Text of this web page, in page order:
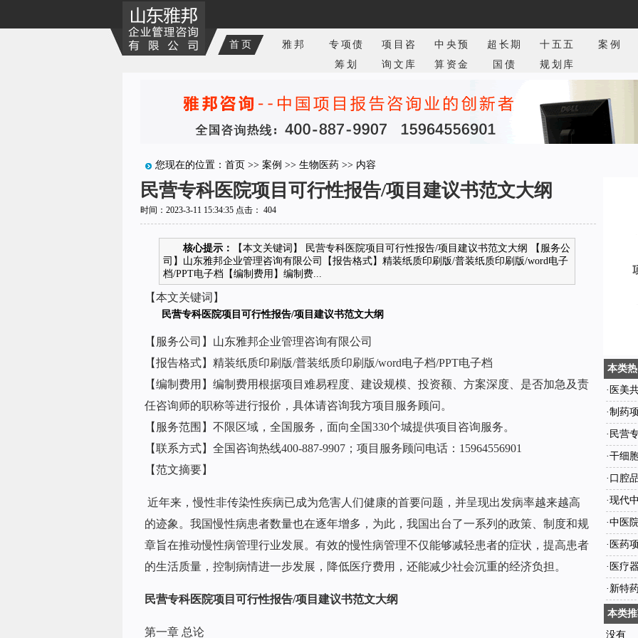
首页 雅邦
专项债
筹划
项目咨
询文库
中央预
算资金
超长期
国债
十五五
规划库
案例
您现在的位置： 首页 >> 案例 >> 生物医药 >> 内容
民营专科医院项目可行性报告/项目建议书范文大纲
时间：2023-3-11 15:34:35 点击： 404
核心提示：
【本文关键词】 民营专科医院项目可行性报告/项目建议书范文大纲 【服务公
司】山东雅邦企业管理咨询有限公司【报告格式】精装纸质印刷版/普装纸质印刷版/word电子
档/PPT电子档【编制费用】编制费...
【本文关键词】
民营专科医院项目可行性报告/项目建议书范文大纲
【服务公司】山东雅邦企业管理咨询有限公司
【报告格式】精装纸质印刷版/普装纸质印刷版/word电子档/PPT电子档
【编制费用】编制费用根据项目难易程度、建设规模、投资额、方案深度、是否加急及责
任咨询师的职称等进行报价，具体请咨询我方项目服务顾问。
【服务范围】不限区域，全国服务，面向全国330个城提供项目咨询服务。
【联系方式】全国咨询热线400-887-9907；项目服务顾问电话：15964556901
【范文摘要】
近年来，慢性非传染性疾病已成为危害人们健康的首要问题，并呈现出发病率越来越高
的迹象。我国慢性病患者数量也在逐年增多，为此，我国出台了一系列的政策、制度和规
章旨在推动慢性病管理行业发展。有效的慢性病管理不仅能够减轻患者的症状，提高患者
的生活质量，控制病情进一步发展，降低医疗费用，还能减少社会沉重的经济负担。
民营专科医院项目可行性报告/项目建议书范文大纲
第一章 总论
本类
· 医美
·制药
· 民营
书范
·干细
文
· 口腔
文
·现代
板范文
·中医
· 医药
· 医疗
范文
· 新特
本类
没有